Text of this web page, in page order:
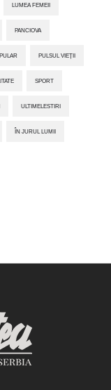
LUMEA FEMEII
PANCIOVA
PULSUL VIEȚII
SPORT
ULTIMELESTIRI
ÎN JURUL LUMII